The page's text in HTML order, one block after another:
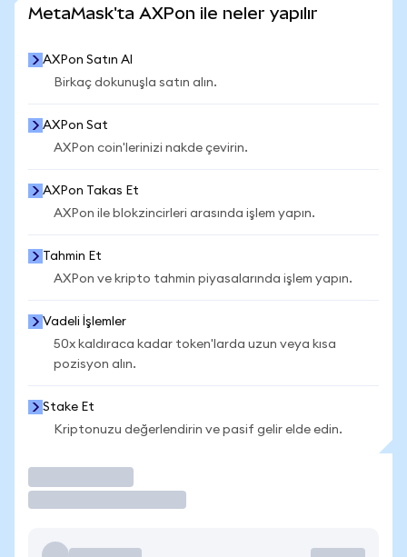
MetaMask'ta AXPon ile neler yapılır
AXPon Satın Al
Birkaç dokunuşla satın alın.
AXPon Sat
AXPon coin'lerinizi nakde çevirin.
AXPon Takas Et
AXPon ile blokzincirleri arasında işlem yapın.
Tahmin Et
AXPon ve kripto tahmin piyasalarında işlem yapın.
Vadeli İşlemler
50x kaldıraca kadar token'larda uzun veya kısa
pozisyon alın.
Stake Et
Kriptonuzu değerlendirin ve pasif gelir elde edin.